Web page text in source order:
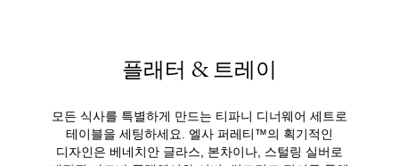
플래터 & 트레이
모든 식사를 특별하게 만드는 티파니 디너웨어 세트로
테이블을 세팅하세요. 엘사 퍼레티™의 획기적인
디자인은 베네치안 글라스, 본차이나, 스털링 실버로